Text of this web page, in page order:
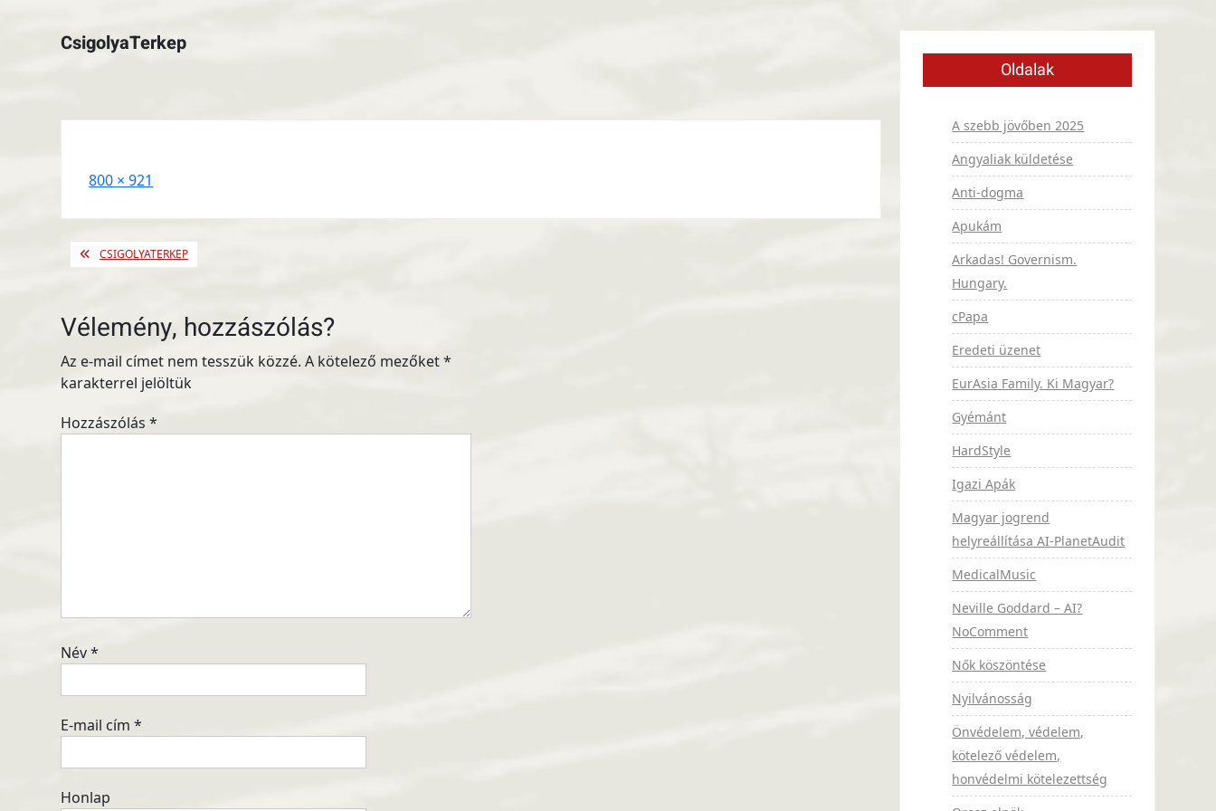
CsigolyaTerkep
Full
800 × 921
Bejegyzés
CSIGOLYATERKEP
Vélemény, hozzászólás?
Az e-mail címet nem tesszük közzé. A kötelező mezőket*
karakterrel jelöltük
Hozzászólás*
Név*
E-mail cím*
Honlap
Oldalak
A szebb jövőben 2025
Angyaliak küldetése
Anti-dogma
Apukám
Arkadas! Governism.
Hungary.
cPapa
Eredeti üzenet
EurAsia Family. Ki Magyar?
Gyémánt
HardStyle
Igazi Apák
Magyar jogrend
helyreállítása AI-PlanetAudit
MedicalMusic
Neville Goddard – AI?
NoComment
Nők köszöntése
Nyilvánosság
Önvédelem, védelem,
kötelező védelem,
honvédelmi kötelezettség